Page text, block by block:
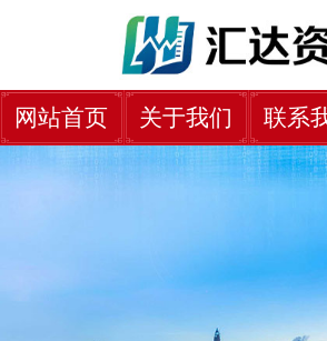
网站首页 关于我们 联系